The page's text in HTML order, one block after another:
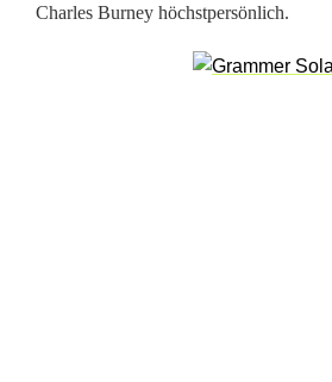
Charles Burney höchstpersönlich.